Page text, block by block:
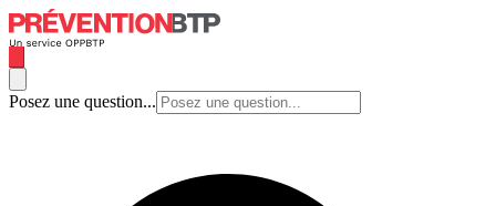
Posez une question...